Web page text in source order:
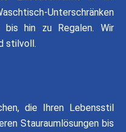
Unterschränken
bis hin zu Regalen. Wir
stilvoll.
die Ihren Lebensstil
Stauraumlösungen bis